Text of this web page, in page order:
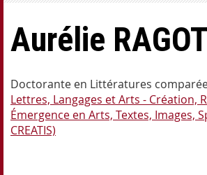
Aurélie RAGOT
Doctorante en Littératures
Lettres, Langages et Arts - Création,
Émergence en Arts, Textes, Images,
CREATIS)